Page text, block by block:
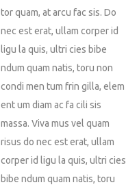
tor quam, at arcu fac sis. Do
nec est erat, ullam corper id
ligu la quis, ultri cies bibe
ndum quam natis, toru non
condi men tum frin gilla, elem
ent um diam ac fa cili sis
massa. Viva mus vel quam
risus do nec est erat, ullam
corper id ligu la quis, ultri cies
bibe ndum quam natis, toru